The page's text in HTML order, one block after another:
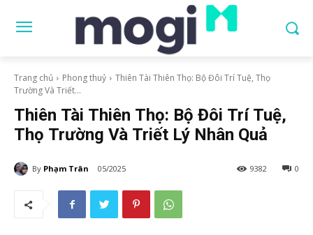
Trang chủ Phong thuỷ
Thiên Tài Thiên Thọ: Bộ Đôi Trí Tuệ, Thọ
Trường Và Triết...
Thiên Tài Thiên Thọ: Bộ Đôi Trí Tuệ,
Thọ Trường Và Triết Lý Nhân Quả
By Phạm Trân 05/2025 0
9382